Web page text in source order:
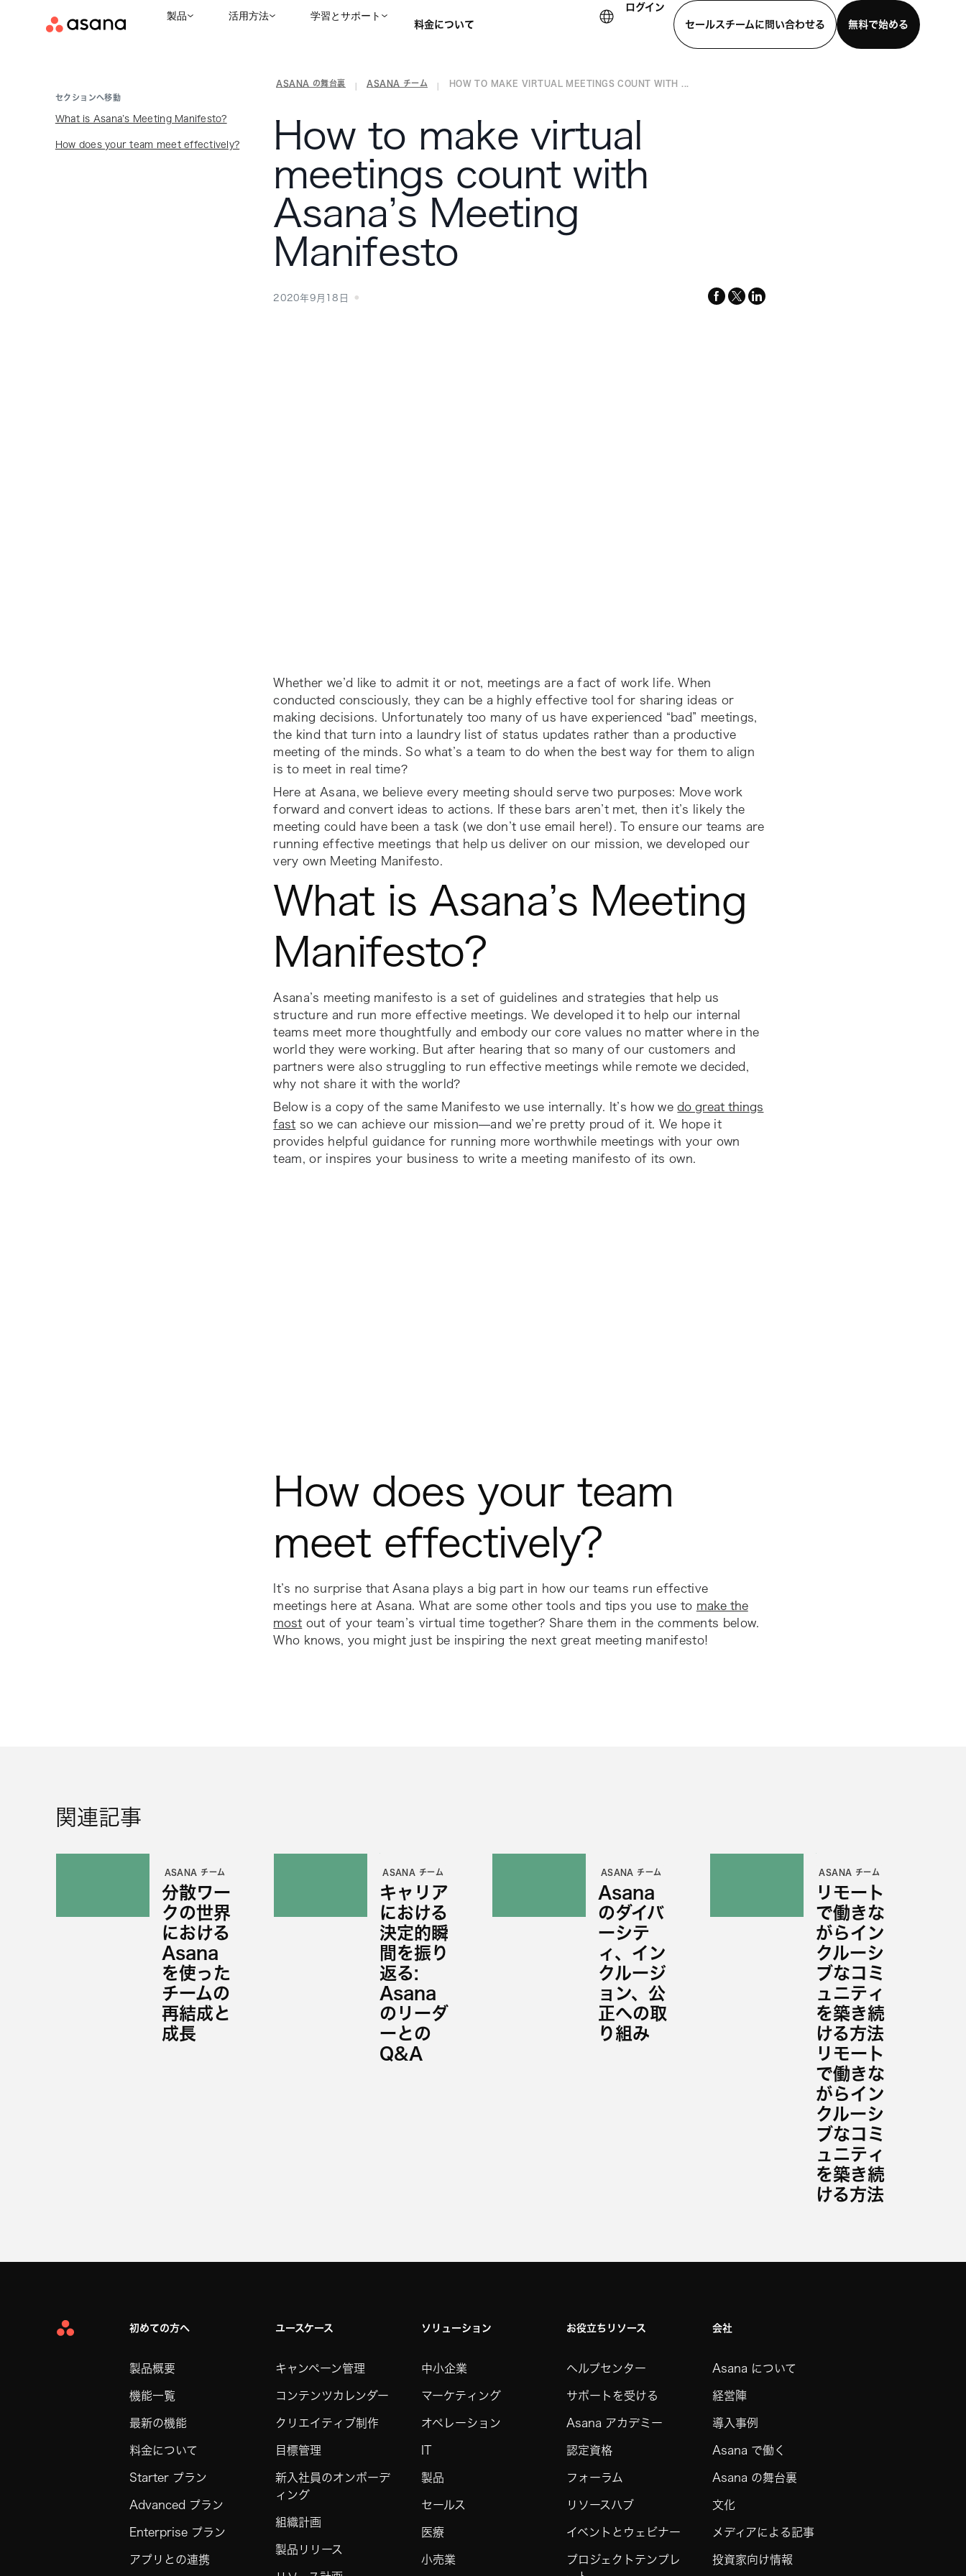
製品 活用方法 学習とサポート
料金について
ログイン
セールスチームに問い合わせる
無料で始める
セールスチームに問い合わせる デモを見る
ASANA の舞台裏 ASANA チーム
HOW TO MAKE VIRTUAL MEETINGS COUNT WITH ...
セクションへ移動
What is Asana’s Meeting Manifesto?
How does your team meet effectively?
How to make virtual
meetings count with
Asana’s Meeting
Manifesto
2020年9月18日 facebook
x-
linkedin
Whether we’d like to admit it or not, meetings are a fact of work life. When
conducted consciously, they can be a highly effective tool for sharing ideas or
making decisions. Unfortunately too many of us have experienced “bad” meetings,
the kind that turn into a laundry list of status updates rather than a productive
meeting of the minds. So what’s a team to do when the best way for them to align
is to meet in real time?
Here at Asana, we believe every meeting should serve two purposes: Move work
forward and convert ideas to actions. If these bars aren’t met, then it’s likely the
meeting could have been a task (we don’t use email here!). To ensure our teams are
running effective meetings that help us deliver on our mission, we developed our
very own Meeting Manifesto.
What is Asana’s Meeting
Manifesto?
Asana’s meeting manifesto is a set of guidelines and strategies that help us
structure and run more effective meetings. We developed it to help our internal
teams meet more thoughtfully and embody our core values no matter where in the
world they were working. But after hearing that so many of our customers and
partners were also struggling to run effective meetings while remote we decided,
why not share it with the world?
Below is a copy of the same Manifesto we use internally. It’s how wedo great things
fast so we can achieve our mission—and we’re pretty proud of it. We hope it
provides helpful guidance for running more worthwhile meetings with your own
team, or inspires your business to write a meeting manifesto of its own.
How does your team
meet effectively?
It’s no surprise that Asana plays a big part in how our teams run effective
meetings here at Asana. What are some other tools and tips you use to make the
most out of your team’s virtual time together? Share them in the comments below.
Who knows, you might just be inspiring the next great meeting manifesto!
関連記事
ASANA チーム
分散ワー
クの世界
における
Asana
を使った
チームの
再結成と
成長
ASANA チーム
キャリア
における
決定的瞬
間を振り
返る:
Asana
のリーダ
ーとの
Q&A
ASANA チーム
Asana
のダイバ
ーシテ
ィ、イン
クルージ
ョン、公
正への取
り組み
ASANA チーム
リモート
で働きな
がらイン
クルーシ
ブなコミ
ュニティ
を築き続
ける方法
リモート
で働きな
がらイン
クルーシ
ブなコミ
ュニティ
を築き続
ける方法
Asana
初めての方へ
製品概要
機能一覧
最新の機能
料金について
Starter プラン
Advanced プラン
Enterprise プラン
アプリとの連携
ユースケース
キャンペーン管理
コンテンツカレンダー
クリエイティブ制作
目標管理
新入社員のオンボーデ
ィング
組織計画
製品リリース
ソリューション
中小企業
マーケティング
オペレーション
IT
製品
セールス
医療
小売業
お役立ちリソース
ヘルプセンター
サポートを受ける
Asana アカデミー
認定資格
フォーラム
リソースハブ
イベントとウェビナー
プロジェクトテンプレ
会社
Asana について
経営陣
導入事例
Asana で働く
Asana の舞台裏
文化
メディアによる記事
投資家向け情報